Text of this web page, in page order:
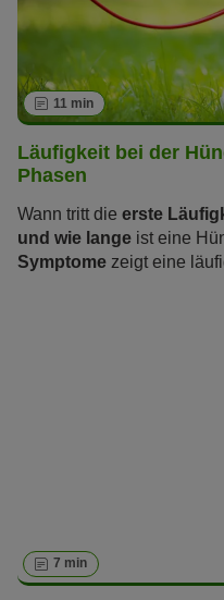
11 min
Läufigkeit bei der
Phasen
Wann tritt die erste
und wie lange ist eine
Symptome zeigt eine
7 min